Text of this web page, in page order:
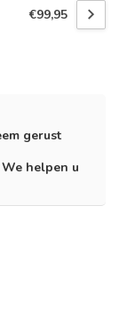
€99,95
gerust
We helpen u